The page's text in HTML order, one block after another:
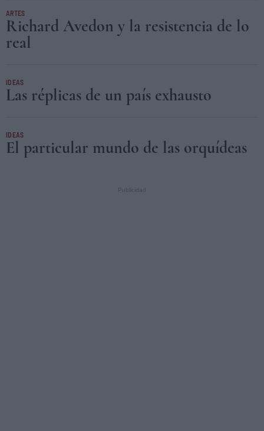
ARTES
Richard Avedon y la resistencia de lo
real
IDEAS
Las réplicas de un país exhausto
IDEAS
El particular mundo de las orquídeas